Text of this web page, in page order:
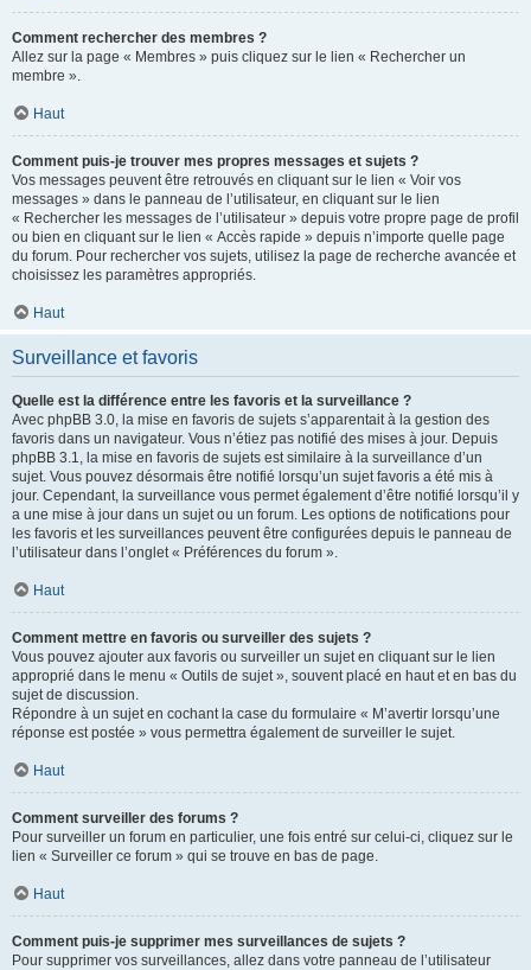
Comment rechercher des membres ?
Allez sur la page « Membres » puis cliquez sur le lien « Rechercher un
membre ».
Haut
Comment puis-je trouver mes propres messages et sujets ?
Vos messages peuvent être retrouvés en cliquant sur le lien « Voir vos
messages » dans le panneau de l’utilisateur, en cliquant sur le lien
« Rechercher les messages de l’utilisateur » depuis votre propre page de profil
ou bien en cliquant sur le lien « Accès rapide » depuis n’importe quelle page
du forum. Pour rechercher vos sujets, utilisez la page de recherche avancée et
choisissez les paramètres appropriés.
Haut
Surveillance et favoris
Quelle est la différence entre les favoris et la surveillance ?
Avec phpBB 3.0, la mise en favoris de sujets s’apparentait à la gestion des
favoris dans un navigateur. Vous n’étiez pas notifié des mises à jour. Depuis
phpBB 3.1, la mise en favoris de sujets est similaire à la surveillance d’un
sujet. Vous pouvez désormais être notifié lorsqu’un sujet favoris a été mis à
jour. Cependant, la surveillance vous permet également d’être notifié lorsqu’il y
a une mise à jour dans un sujet ou un forum. Les options de notifications pour
les favoris et les surveillances peuvent être configurées depuis le panneau de
l’utilisateur dans l’onglet « Préférences du forum ».
Haut
Comment mettre en favoris ou surveiller des sujets ?
Vous pouvez ajouter aux favoris ou surveiller un sujet en cliquant sur le lien
approprié dans le menu « Outils de sujet », souvent placé en haut et en bas du
sujet de discussion.
Répondre à un sujet en cochant la case du formulaire « M’avertir lorsqu’une
réponse est postée » vous permettra également de surveiller le sujet.
Haut
Comment surveiller des forums ?
Pour surveiller un forum en particulier, une fois entré sur celui-ci, cliquez sur le
lien « Surveiller ce forum » qui se trouve en bas de page.
Haut
Comment puis-je supprimer mes surveillances de sujets ?
Pour supprimer vos surveillances, allez dans votre panneau de l’utilisateur